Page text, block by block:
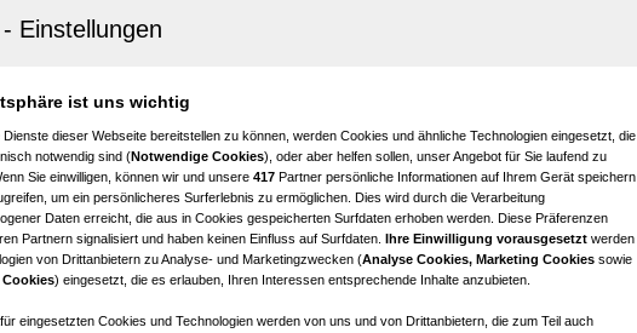
– Therme, Golf und Genuss
Kaufpreis
ist uns wichtig
Dienste dieser Webseite bereitstellen zu können, werden Cookies und ähnliche Technologien eingesetzt, die
notwendig sind (Notwendige Cookies), oder aber helfen sollen, unser Angebot für Sie laufend zu
Sie einwilligen, können wir und unsere 417 Partner persönliche Informationen auf Ihrem Gerät speichern
um ein persönlicheres Surferlebnis zu ermöglichen. Dies wird durch die Verarbeitung
Daten erreicht, die aus in Cookies gespeicherten Surfdaten erhoben werden. Diese Präferenzen
Partnern signalisiert und haben keinen Einfluss auf Surfdaten. Ihre Einwilligung vorausgesetzt werden
von Drittanbietern zu Analyse- und Marketingzwecken (Analyse Cookies, Marketing Cookies sowie
) eingesetzt, die es erlauben, Ihren Interessen entsprechende Inhalte anzubieten.
eingesetzten Cookies und Technologien werden von uns und von Drittanbietern, die zum Teil auch